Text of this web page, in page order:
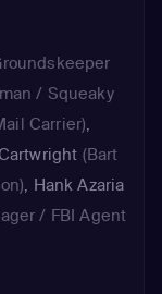
/ Squeaky
Carrier),
(Bart
, Hank Azaria
/ FBI Agent